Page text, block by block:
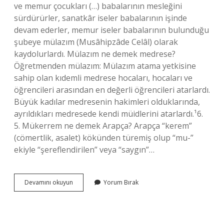
ve memur çocukları (…) babalarının mesleğini
sürdürürler, sanatkâr iseler babalarının işinde
devam ederler, memur iseler babalarının bulunduğu
şubeye mülazım (Musâhipzâde Celâl) olarak
kaydolurlardı. Mülazım ne demek medrese?
Öğretmenden mülazım: Mülazım atama yetkisine
sahip olan kıdemli medrese hocaları, hocaları ve
öğrencileri arasından en değerli öğrencileri atarlardı.
Büyük kadılar medresenin hakimleri olduklarında,
ayrıldıkları medresede kendi müidlerini atarlardı.¹6.
5. Mükerrem ne demek Arapça? Arapça “kerem”
(cömertlik, asalet) kökünden türemiş olup “mu-”
ekiyle “şereflendirilen” veya “saygın”…
Devamını okuyun Mülazım
Arapça
Yorum Bırak